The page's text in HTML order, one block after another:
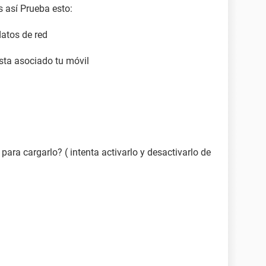
así Prueba esto:
de red
asociado tu móvil
cargarlo? ( intenta activarlo y desactivarlo de